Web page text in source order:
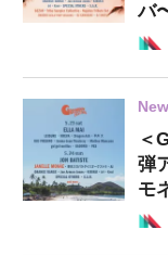
バ
＜
弾
モ